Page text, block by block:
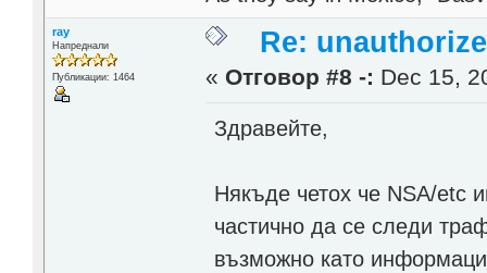
ray
Напреднали
Публикации: 1464
Re:
« Отговор #8 -: Dec 15,
Здравейте,
Някъде четох че NSA/etc
частично да се следи
възможно като